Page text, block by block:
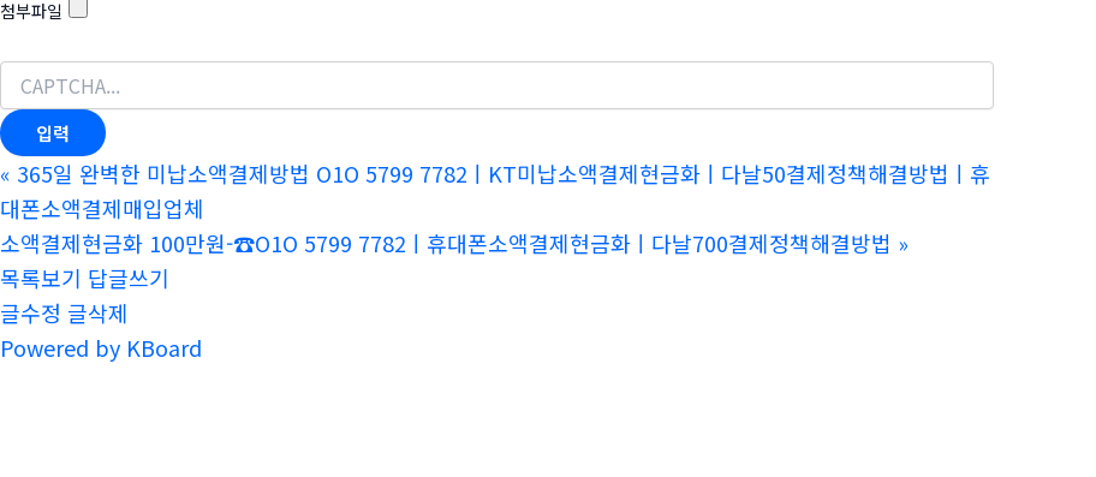
첨부파일
« 365일 완벽한 미납소액결제방법 O1O 5799 7782ㅣKT미납소액결제현금화ㅣ다날50결제정책해결방법ㅣ휴
대폰소액결제매입업체
소액결제현금화 100만원-☎O1O 5799 7782ㅣ휴대폰소액결제현금화ㅣ다날700결제정책해결방법 »
목록보기 답글쓰기
글수정 글삭제
Powered by KBoard